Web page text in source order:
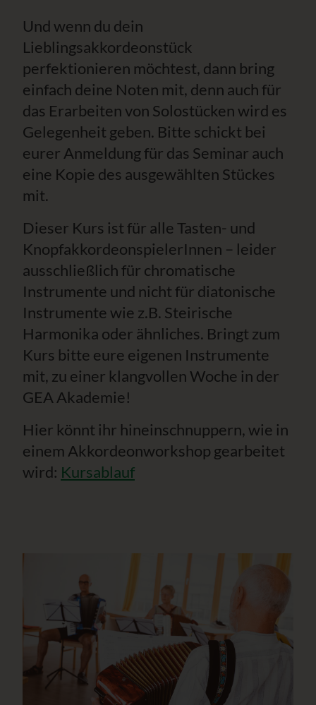
Und wenn du dein
Lieblingsakkordeonstück
perfektionieren möchtest, dann bring
einfach deine Noten mit, denn auch für
das Erarbeiten von Solostücken wird es
Gelegenheit geben. Bitte schickt bei
eurer Anmeldung für das Seminar auch
eine Kopie des ausgewählten Stückes
mit.
Dieser Kurs ist für alle Tasten- und
KnopfakkordeonspielerInnen – leider
ausschließlich für chromatische
Instrumente und nicht für diatonische
Instrumente wie z.B. Steirische
Harmonika oder ähnliches. Bringt zum
Kurs bitte eure eigenen Instrumente
mit, zu einer klangvollen Woche in der
GEA Akademie!
Hier könnt ihr hineinschnuppern, wie in
einem Akkordeonworkshop gearbeitet
wird: Kursablauf